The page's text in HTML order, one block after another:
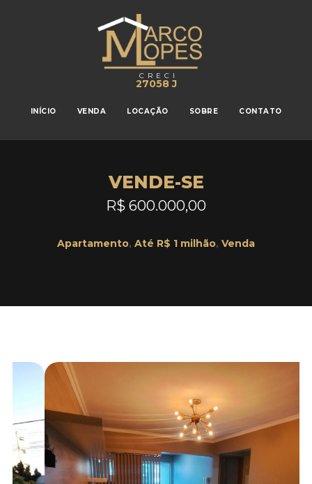
CRECI
27058 J
INÍCIO VENDA LOCAÇÃO SOBRE CONTATO
VENDE-SE
R$ 600.000,00
Apartamento, Até R$ 1 milhão, Venda